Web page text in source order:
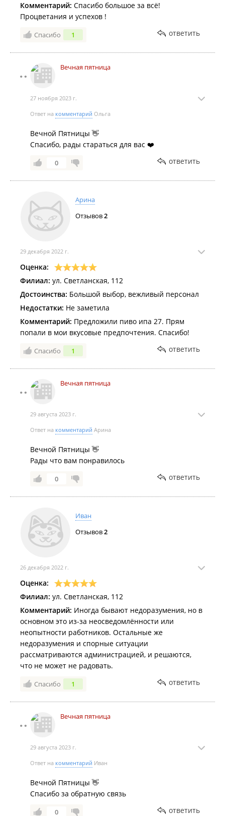
Комментарий: Спасибо большое за всё!
Процветания и успехов !
Спасибо 1 ответить
Вечная пятница
27 ноября 2023 г.
Ответ на комментарий Ольга
Вечной Пятницы 👋
Спасибо, рады стараться для вас ❤️
0 ответить
Арина
Отзывов2
29 декабря 2022 г.
Оценка:
Филиал: ул. Светланская, 112
Достоинства: Большой выбор, вежливый персонал
Недостатки: Не заметила
Комментарий: Предложили пиво ипа 27. Прям
попали в мои вкусовые предпочтения. Спасибо!
Спасибо 1 ответить
Вечная пятница
29 августа 2023 г.
Ответ на комментарий Арина
Вечной Пятницы 👋
Рады что вам понравилось
0 ответить
Иван
Отзывов2
26 декабря 2022 г.
Оценка:
Филиал: ул. Светланская, 112
Комментарий: Иногда бывают недоразумения, но в
основном это из-за неосведомлённости или
неопытности работников. Остальные же
недоразумения и спорные ситуации
рассматриваются администрацией, и решаются,
что не может не радовать.
Спасибо 1 ответить
Вечная пятница
29 августа 2023 г.
Ответ на комментарий Иван
Вечной Пятницы 👋
Спасибо за обратную связь
0 ответить